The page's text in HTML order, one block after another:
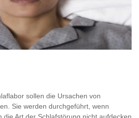
sollen die Ursachen von
Sie werden durchgeführt, wenn